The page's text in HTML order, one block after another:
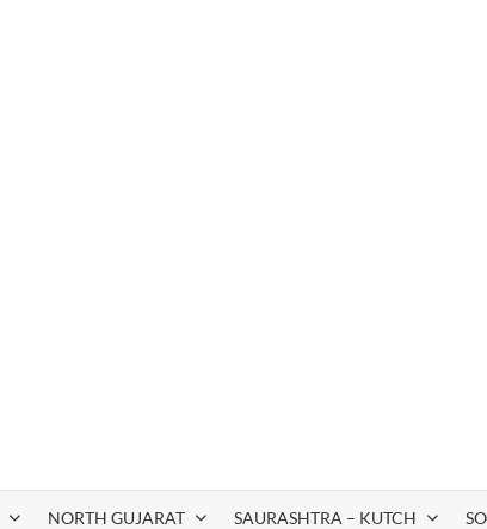
NORTH GUJARAT SAURASHTRA – KUTCH